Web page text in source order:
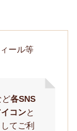
ール等
ど各SNS
コンと
てご利